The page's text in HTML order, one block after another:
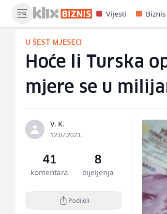
Vijesti Biznis
U ŠEST MJESECI
Hoće li Turska
mjere se u
V. K.
12.07.2023.
41
komentara
8
dijeljenja
Podijeli